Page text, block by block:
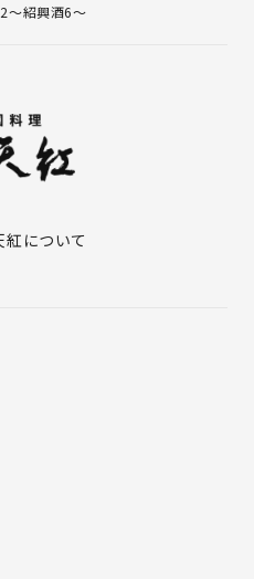
～紹興酒6～
紅について